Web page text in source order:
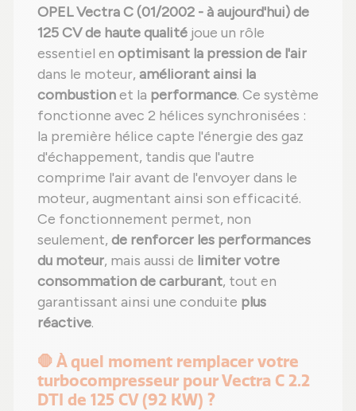
OPEL Vectra C (01/2002 - à aujourd'hui) de
125 CV de haute qualité joue un rôle
essentiel en optimisant la pression de l'air
dans le moteur, améliorant ainsi la
combustionet la performance. Ce système
fonctionne avec 2 hélices synchronisées :
la première hélice capte l'énergie des gaz
d'échappement, tandis que l'autre
comprime l'air avant de l'envoyer dans le
moteur, augmentant ainsi son efficacité.
Ce fonctionnement permet, non
seulement, de renforcer les performances
du moteur, mais aussi de limiter votre
consommation de carburant, tout en
garantissant ainsi une conduite plus
réactive.
🛑 À quel moment remplacer votre
turbocompresseur pour Vectra C 2.2
DTI de 125 CV (92 KW) ?